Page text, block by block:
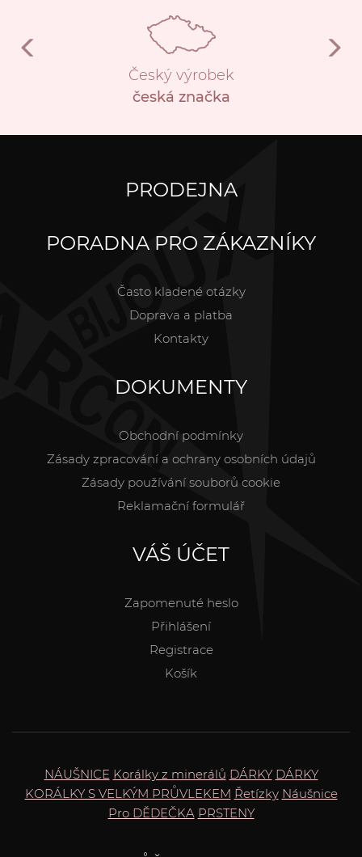
Český výrobek
česká značka
PRODEJNA
PORADNA PRO ZÁKAZNÍKY
Často kladené otázky
Doprava a platba
Kontakty
DOKUMENTY
Obchodní podmínky
Zásady zpracování a ochrany osobních údajů
Zásady používání souborů cookie
Reklamační formulář
VÁŠ ÚČET
Zapomenuté heslo
Přihlášení
Registrace
Košík
NÁUŠNICE Korálky z minerálů DÁRKY DÁRKY
KORÁLKY S VELKÝM PRŮVLEKEM Řetízky Náušnice
Pro DĚDEČKA PRSTENY